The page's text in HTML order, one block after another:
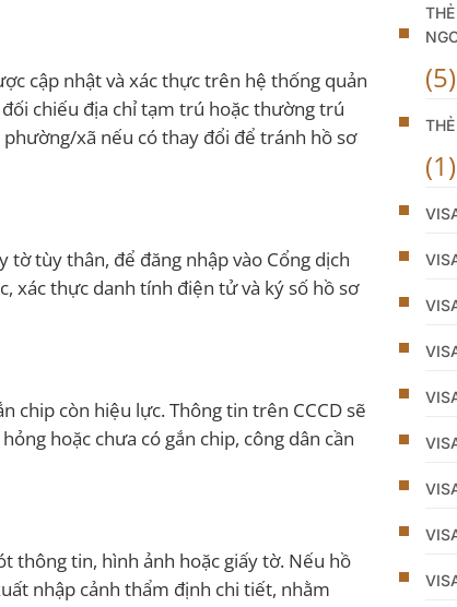
cập nhật và xác thực trên hệ thống quản
chiếu địa chỉ tạm trú hoặc thường trú
xã nếu có thay đổi để tránh hồ sơ
tùy thân, để đăng nhập vào Cổng dịch
xác thực danh tính điện tử và ký số hồ sơ
chip còn hiệu lực. Thông tin trên CCCD sẽ
hoặc chưa có gắn chip, công dân cần
thông tin, hình ảnh hoặc giấy tờ. Nếu hồ
nhập cảnh thẩm định chi tiết, nhằm
(5)
(1)